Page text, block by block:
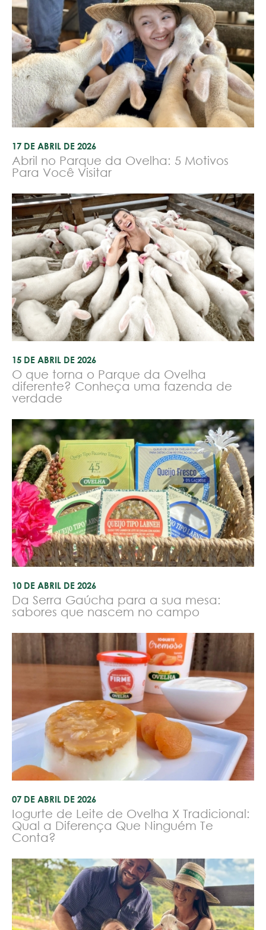
17 DE ABRIL DE 2026
Abril no Parque da Ovelha: 5 Motivos
Para Você Visitar
15 DE ABRIL DE 2026
O que torna o Parque da Ovelha
diferente? Conheça uma fazenda de
verdade
10 DE ABRIL DE 2026
Da Serra Gaúcha para a sua mesa:
sabores que nascem no campo
07 DE ABRIL DE 2026
Iogurte de Leite de Ovelha X Tradicional:
Qual a Diferença Que Ninguém Te
Conta?